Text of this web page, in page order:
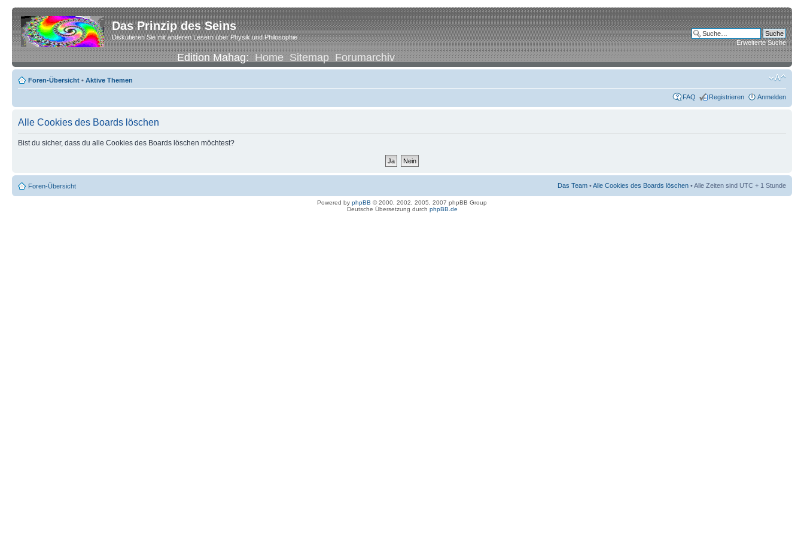
Das Prinzip des Seins
Diskutieren Sie mit anderen Lesern über Physik und Philosophie
Edition Mahag:Home Sitemap Forumarchiv
Erweiterte Suche
Foren-Übersicht • Aktive Themen
FAQ Registrieren Anmelden
Alle Cookies des Boards löschen
Bist du sicher, dass du alle Cookies des Boards löschen möchtest?
Foren-Übersicht Das Team •Alle Cookies des Boards löschen • Alle Zeiten sind UTC + 1 Stunde
Powered by phpBB © 2000, 2002, 2005, 2007 phpBB Group
Deutsche Übersetzung durch phpBB.de